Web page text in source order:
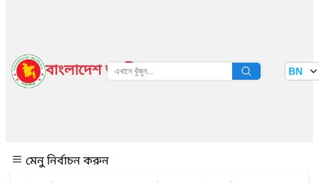
বাংলাদেশ জাতীয় তথ্য বাতায়ন BN
মেনু নির্বাচন করুন